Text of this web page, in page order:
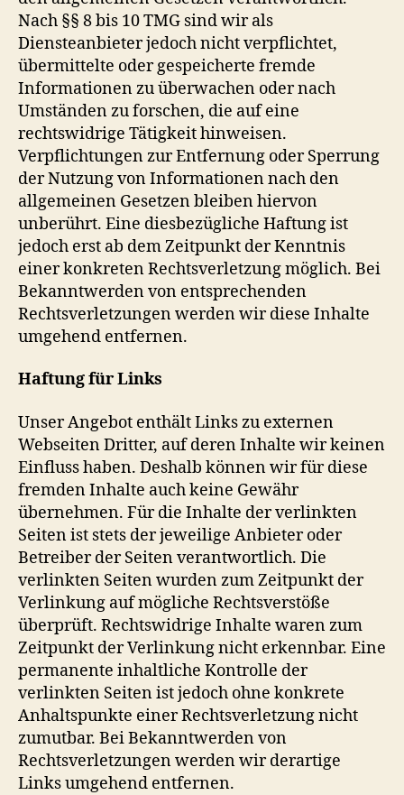
Nach §§ 8 bis 10 TMG sind wir als
Diensteanbieter jedoch nicht verpflichtet,
übermittelte oder gespeicherte fremde
Informationen zu überwachen oder nach
Umständen zu forschen, die auf eine
rechtswidrige Tätigkeit hinweisen.
Verpflichtungen zur Entfernung oder Sperrung
der Nutzung von Informationen nach den
allgemeinen Gesetzen bleiben hiervon
unberührt. Eine diesbezügliche Haftung ist
jedoch erst ab dem Zeitpunkt der Kenntnis
einer konkreten Rechtsverletzung möglich. Bei
Bekanntwerden von entsprechenden
Rechtsverletzungen werden wir diese Inhalte
umgehend entfernen.
Haftung für Links
Unser Angebot enthält Links zu externen
Webseiten Dritter, auf deren Inhalte wir keinen
Einfluss haben. Deshalb können wir für diese
fremden Inhalte auch keine Gewähr
übernehmen. Für die Inhalte der verlinkten
Seiten ist stets der jeweilige Anbieter oder
Betreiber der Seiten verantwortlich. Die
verlinkten Seiten wurden zum Zeitpunkt der
Verlinkung auf mögliche Rechtsverstöße
überprüft. Rechtswidrige Inhalte waren zum
Zeitpunkt der Verlinkung nicht erkennbar. Eine
permanente inhaltliche Kontrolle der
verlinkten Seiten ist jedoch ohne konkrete
Anhaltspunkte einer Rechtsverletzung nicht
zumutbar. Bei Bekanntwerden von
Rechtsverletzungen werden wir derartige
Links umgehend entfernen.